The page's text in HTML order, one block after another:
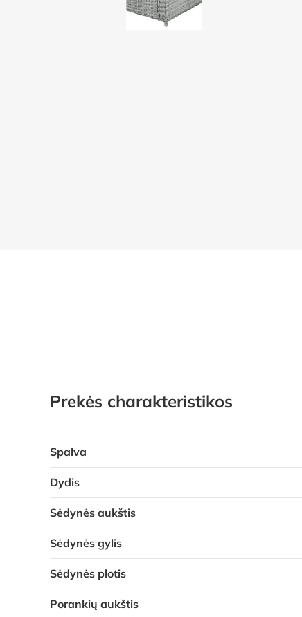
Prekės charakteristikos
Spalva
Dydis
Sėdynės aukštis
Sėdynės gylis
Sėdynės plotis
Porankių aukštis